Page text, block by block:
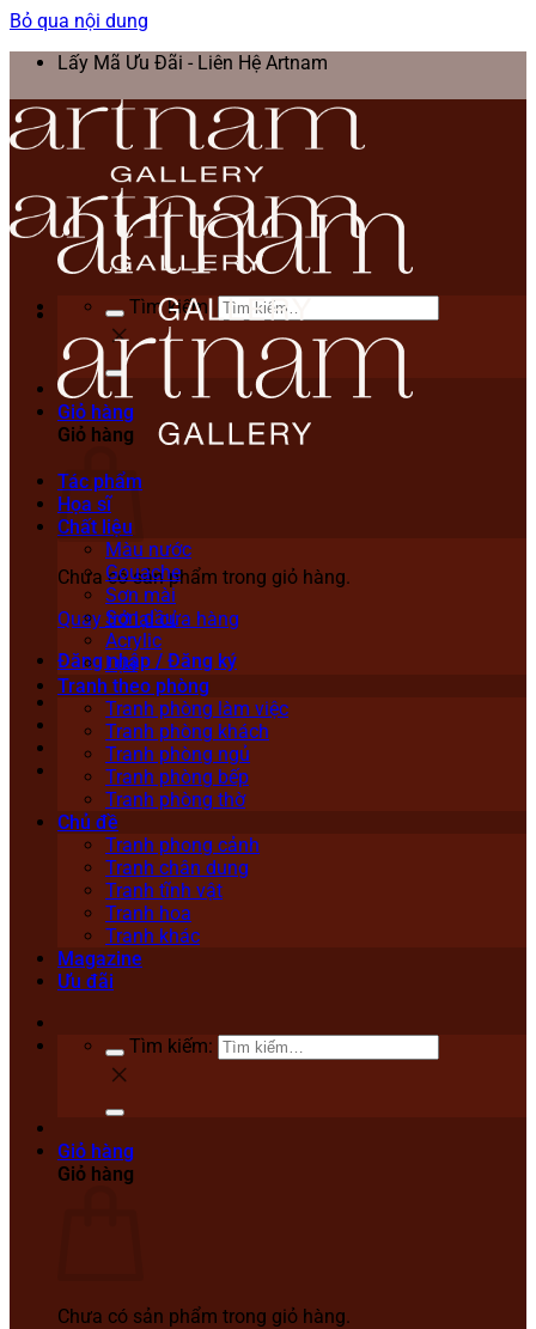
Bỏ qua nội dung
Lấy Mã Ưu Đãi - Liên Hệ Artnam
Tìm kiếm:
Giỏ hàng
Giỏ hàng
Chưa có sản phẩm trong giỏ hàng.
Quay trở lại cửa hàng
Đăng nhập / Đăng ký
Tác phẩm
Họa sĩ
Chất liệu
Màu nước
Gouache
Sơn mài
Sơn dầu
Acrylic
Lụa
Tranh theo phòng
Tranh phòng làm việc
Tranh phòng khách
Tranh phòng ngủ
Tranh phòng bếp
Tranh phòng thờ
Chủ đề
Tranh phong cảnh
Tranh chân dung
Tranh tĩnh vật
Tranh hoa
Tranh khác
Magazine
Ưu đãi
Tìm kiếm:
Giỏ hàng
Giỏ hàng
Chưa có sản phẩm trong giỏ hàng.